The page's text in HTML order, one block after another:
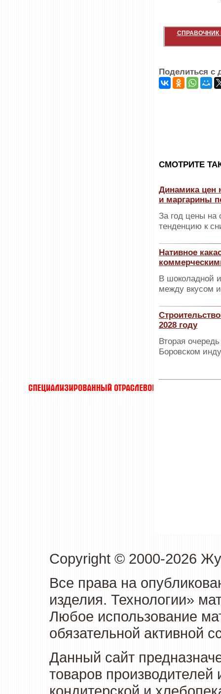
СПРАВОЧНИК
Поделиться с
CМОТРИТЕ
Динамика цен
и маргарины
За год цены на
тенденцию к
Нативное
В шоколадной
между вкусом
2028 году
Вторая
Боровском
Copyright © 2000-2026
Все права на
изделия. Технологии»
Любое использование
обязательной активной
Данный сайт
товаров